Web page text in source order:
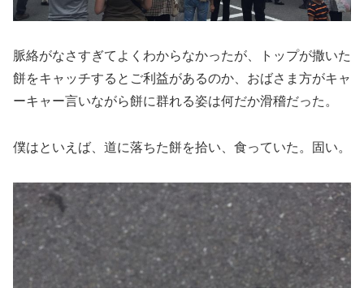
脈絡がなさすぎてよくわからなかったが、トップが撒いた
餅をキャッチするとご利益があるのか、おばさま方がキャ
ーキャー言いながら餅に群れる姿は何だか滑稽だった。
僕はといえば、道に落ちた餅を拾い、食っていた。固い。